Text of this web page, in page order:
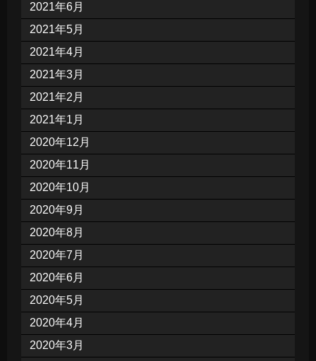
2021年6月
2021年5月
2021年4月
2021年3月
2021年2月
2021年1月
2020年12月
2020年11月
2020年10月
2020年9月
2020年8月
2020年7月
2020年6月
2020年5月
2020年4月
2020年3月